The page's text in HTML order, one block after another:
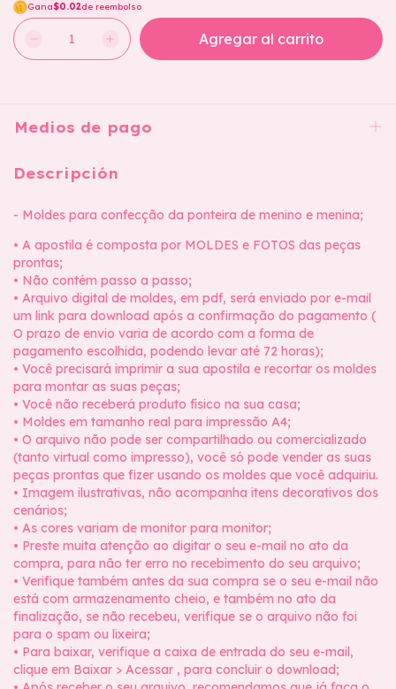
Gana$0.02de reembolso
Medios de pago
Descripción
- Moldes para confecção da ponteira de menino e menina;
• A apostila é composta por MOLDES e FOTOS das peças
prontas;
• Não contém passo a passo;
• Arquivo digital de moldes, em pdf, será enviado por e-mail
um link para download após a confirmação do pagamento (
O prazo de envio varia de acordo com a forma de
pagamento escolhida, podendo levar até 72 horas);
• Você precisará imprimir a sua apostila e recortar os moldes
para montar as suas peças;
• Você não receberá produto físico na sua casa;
• Moldes em tamanho real para impressão A4;
• O arquivo não pode ser compartilhado ou comercializado
(tanto virtual como impresso), você só pode vender as suas
peças prontas que fizer usando os moldes que você adquiriu.
• Imagem ilustrativas, não acompanha itens decorativos dos
cenários;
• As cores variam de monitor para monitor;
• Preste muita atenção ao digitar o seu e-mail no ato da
compra, para não ter erro no recebimento do seu arquivo;
• Verifique também antes da sua compra se o seu e-mail não
está com armazenamento cheio, e também no ato da
finalização, se não recebeu, verifique se o arquivo não foi
para o spam ou lixeira;
• Para baixar, verifique a caixa de entrada do seu e-mail,
clique em Baixar > Acessar , para concluir o download;